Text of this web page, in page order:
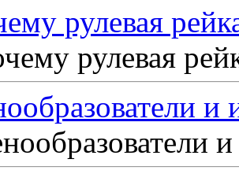
рулевая
и